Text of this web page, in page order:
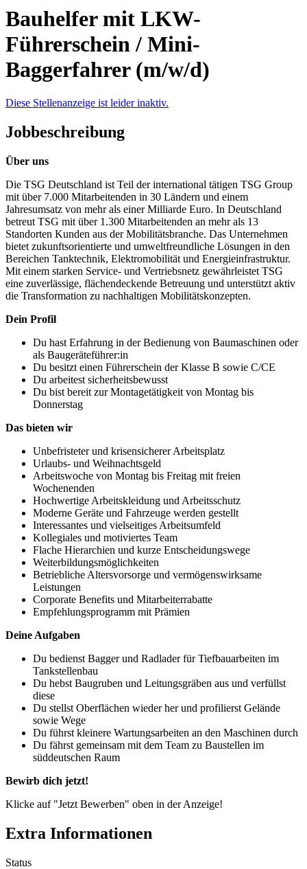
Bauhelfer mit LKW-
Führerschein / Mini-
Baggerfahrer (m/w/d)
Diese Stellenanzeige ist leider inaktiv.
Jobbeschreibung
Über uns
Die TSG Deutschland ist Teil der international tätigen TSG Group
mit über 7.000 Mitarbeitenden in 30 Ländern und einem
Jahresumsatz von mehr als einer Milliarde Euro. In Deutschland
betreut TSG mit über 1.300 Mitarbeitenden an mehr als 13
Standorten Kunden aus der Mobilitätsbranche. Das Unternehmen
bietet zukunftsorientierte und umweltfreundliche Lösungen in den
Bereichen Tanktechnik, Elektromobilität und Energieinfrastruktur.
Mit einem starken Service- und Vertriebsnetz gewährleistet TSG
eine zuverlässige, flächendeckende Betreuung und unterstützt aktiv
die Transformation zu nachhaltigen Mobilitätskonzepten.
Dein Profil
Du hast Erfahrung in der Bedienung von Baumaschinen oder
als Baugeräteführer:in
Du besitzt einen Führerschein der Klasse B sowie C/CE
Du arbeitest sicherheitsbewusst
Du bist bereit zur Montagetätigkeit von Montag bis
Donnerstag
Das bieten wir
Unbefristeter und krisensicherer Arbeitsplatz
Urlaubs- und Weihnachtsgeld
Arbeitswoche von Montag bis Freitag mit freien
Wochenenden
Hochwertige Arbeitskleidung und Arbeitsschutz
Moderne Geräte und Fahrzeuge werden gestellt
Interessantes und vielseitiges Arbeitsumfeld
Kollegiales und motiviertes Team
Flache Hierarchien und kurze Entscheidungswege
Weiterbildungsmöglichkeiten
Betriebliche Altersvorsorge und vermögenswirksame
Leistungen
Corporate Benefits und Mitarbeiterrabatte
Empfehlungsprogramm mit Prämien
Deine Aufgaben
Du bedienst Bagger und Radlader für Tiefbauarbeiten im
Tankstellenbau
Du hebst Baugruben und Leitungsgräben aus und verfüllst
diese
Du stellst Oberflächen wieder her und profilierst Gelände
sowie Wege
Du führst kleinere Wartungsarbeiten an den Maschinen durch
Du fährst gemeinsam mit dem Team zu Baustellen im
süddeutschen Raum
Bewirb dich jetzt!
Klicke auf "Jetzt Bewerben" oben in der Anzeige!
Extra Informationen
Status